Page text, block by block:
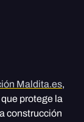
Maldita.es,
protege la
construcción